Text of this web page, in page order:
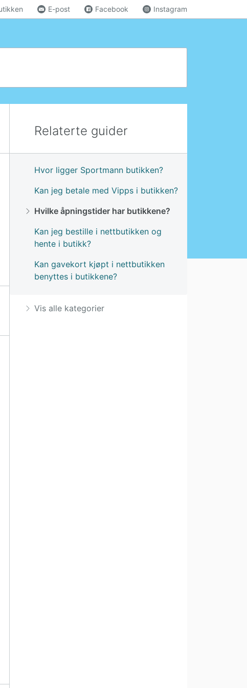
E-post Facebook Instagram
Relaterte guider
Hvor ligger Sportmann butikken?
Kan jeg betale med Vipps i butikken?
Hvilke åpningstider har butikkene?
Kan jeg bestille i nettbutikken og
hente i butikk?
Kan gavekort kjøpt i nettbutikken
benyttes i butikkene?
Vis alle kategorier